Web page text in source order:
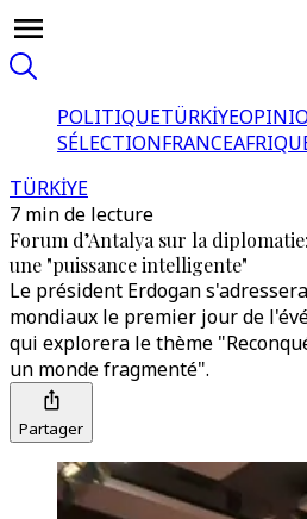
POLITIQUETÜRKİYE
SÉLECTIONFRANCE
TÜRKİYE
7 min de lecture
Forum d’Antalya sur la
une "puissance intelligente"
Le président Erdogan
mondiaux le premier jour de
qui explorera le thème
un monde fragmenté".
Partager